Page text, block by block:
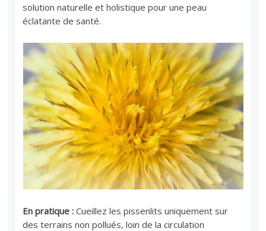
solution naturelle et holistique pour une peau
éclatante de santé.
En pratique : Cueillez les pissenlits uniquement sur
des terrains non pollués, loin de la circulation